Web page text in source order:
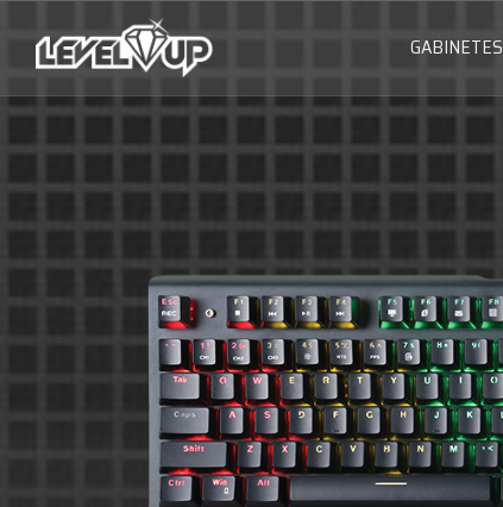
GABINETES